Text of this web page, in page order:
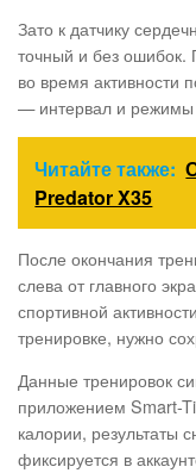
Зато к датчику
точный и без ошибок.
во время активности
— интервал и режимы
Читайте также:
Predator X35
После окончания
слева от главного
спортивной
тренировке, нужно
Данные тренировок
приложением Smart-
калории, результаты
фиксируется в